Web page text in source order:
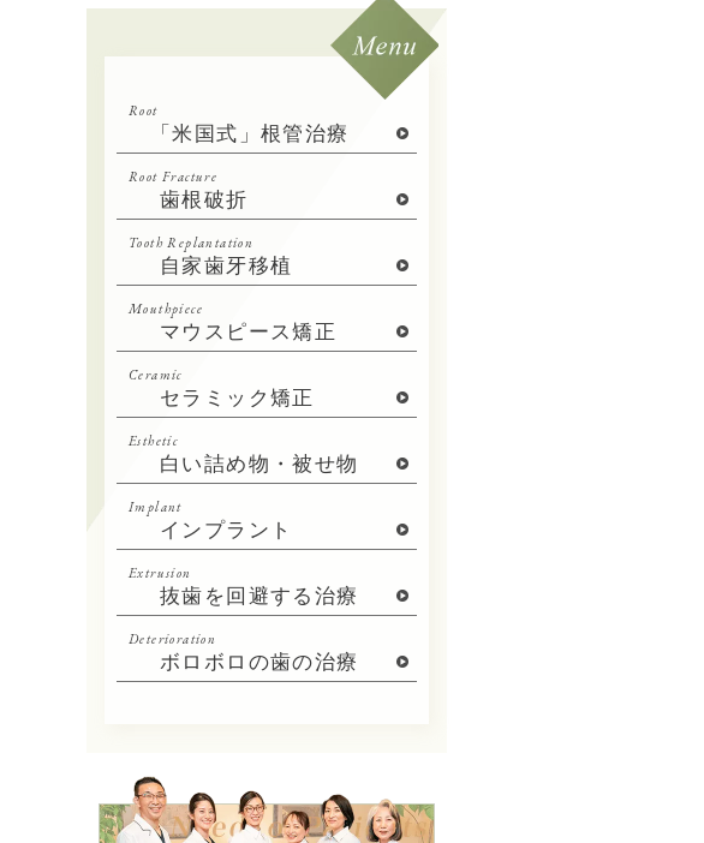
Root
「米国式」根管治療
Root Fracture
歯根破折
Tooth Replantation
自家歯牙移植
Mouthpiece
マウスピース矯正
Ceramic
セラミック矯正
Esthetic
白い詰め物・被せ物
Implant
インプラント
Extrusion
抜歯を回避する治療
Deterioration
ボロボロの歯の治療